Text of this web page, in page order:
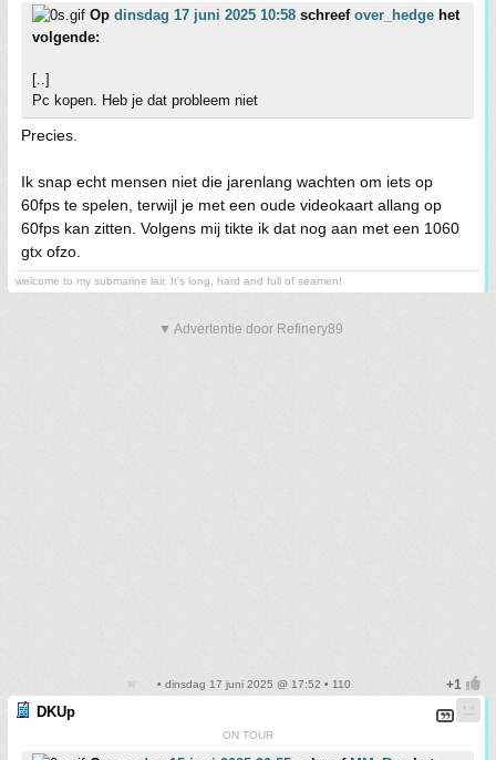
Op dinsdag 17 juni 2025 10:58 schreef over_hedge het
volgende:
[..]
Pc kopen. Heb je dat probleem niet
Precies.
Ik snap echt mensen niet die jarenlang wachten om iets op
60fps te spelen, terwijl je met een oude videokaart allang op
60fps kan zitten. Volgens mij tikte ik dat nog aan met een 1060
gtx ofzo.
welcome to my submarine lair. It's long, hard and full of seamen!
▼ Advertentie door Refinery89
• dinsdag 17 juni 2025 @ 17:52 • 110
DKUp
ON TOUR